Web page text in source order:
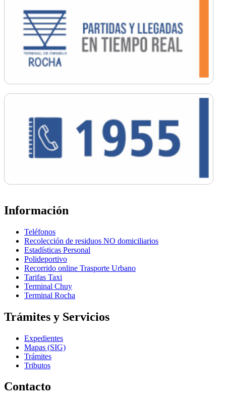
Información
Teléfonos
Recolección de residuos NO domiciliarios
Estadísticas Personal
Polideportivo
Recorrido online Trasporte Urbano
Tarifas Taxi
Terminal Chuy
Terminal Rocha
Trámites y Servicios
Expedientes
Mapas (SIG)
Trámites
Tributos
Contacto